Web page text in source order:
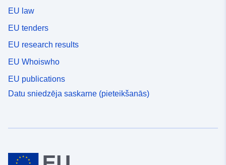
EU law
EU tenders
EU research results
EU Whoiswho
EU publications
Datu sniedzēja saskarne (pieteikšanās)